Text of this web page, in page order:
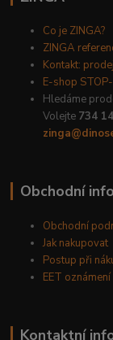
Co je ZINGA?
ZINGA
Kontakt:
E-shop
Hledáme
Volejte 734
Obchodní
Obchodní
Jak nakupovat
Postup při
EET oznámení
Kontaktní